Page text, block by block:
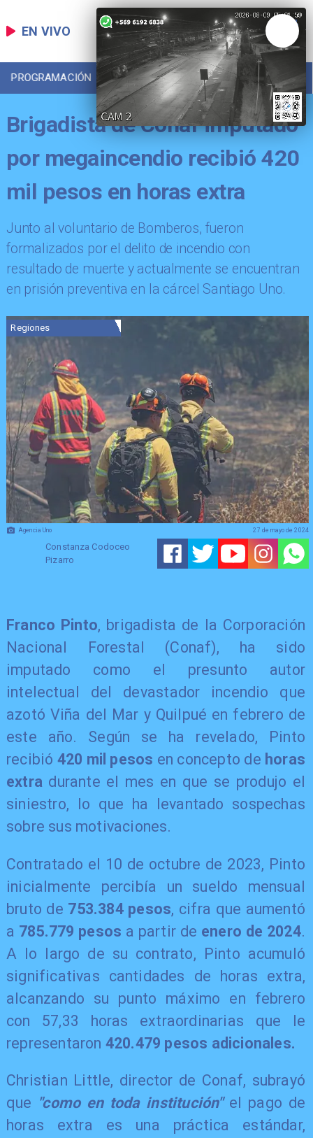
EN VIVO
PROGRAMACIÓN LOCAL DEPORTES
Brigadista de Conaf imputado
por megaincendio recibió 420
mil pesos en horas extra
Junto al voluntario de Bomberos, fueron
formalizados por el delito de incendio con
resultado de muerte y actualmente se encuentran
en prisión preventiva en la cárcel Santiago Uno.
Agencia Uno
Regiones
Constanza Codoceo
Pizarro
27 de mayo de 2024
Franco Pinto, brigadista de la Corporación
Nacional Forestal (Conaf), ha sido
imputado como el presunto autor
intelectual del devastador incendio que
azotó Viña del Mar y Quilpué en febrero de
este año. Según se ha revelado, Pinto
recibió 420 mil pesos en concepto de horas
extradurante el mes en que se produjo el
siniestro, lo que ha levantado sospechas
sobre sus motivaciones.
Contratado el 10 de octubre de 2023, Pinto
inicialmente percibía un sueldo mensual
bruto de 753.384 pesos, cifra que aumentó
a 785.779 pesos a partir de enero de 2024.
A lo largo de su contrato, Pinto acumuló
significativas cantidades de horas extra,
alcanzando su punto máximo en febrero
con 57,33 horas extraordinarias que le
representaron 420.479 pesos adicionales.
Christian Little, director de Conaf, subrayó
que "como en toda institución"el pago de
horas extra es una práctica estándar,